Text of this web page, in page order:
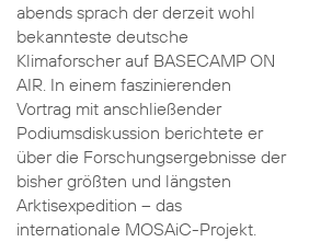
abends sprach der derzeit wohl
bekannteste deutsche
Klimaforscher auf BASECAMP ON
AIR. In einem faszinierenden
Vortrag mit anschließender
Podiumsdiskussion berichtete er
über die Forschungsergebnisse der
bisher größten und längsten
Arktisexpedition – das
internationale MOSAiC-Projekt.